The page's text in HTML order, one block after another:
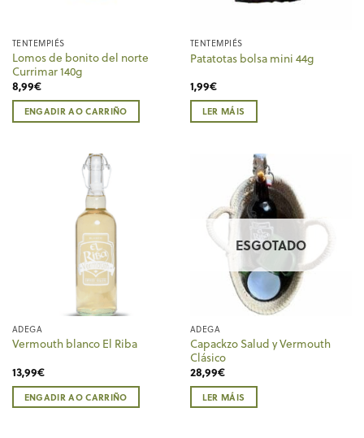
TENTEMPIÉS
Lomos de bonito del norte
Currimar 140g
8,99€
ENGADIR AO CARRIÑO
TENTEMPIÉS
Patatotas bolsa mini 44g
1,99€
LER MÁIS
ADEGA
Vermouth blanco El Riba
13,99€
ENGADIR AO CARRIÑO
ESGOTADO
ADEGA
Capackzo Salud y Vermouth
Clásico
28,99€
LER MÁIS